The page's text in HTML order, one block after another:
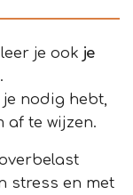
je ook je
.
nodig hebt,
af te wijzen.
stress en met